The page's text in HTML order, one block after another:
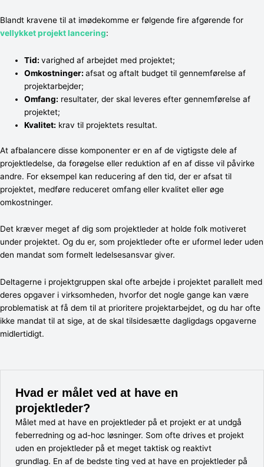
Blandt kravene til at imødekomme er følgende fire afgørende for
vellykket projekt lancering:
Tid:varighed af arbejdet med projektet;
Omkostninger:afsat og aftalt budget til gennemførelse af
projektarbejder;
Omfang: resultater, der skal leveres efter gennemførelse af
projektet;
Kvalitet: krav til projektets resultat.
At afbalancere disse komponenter er en af ​​de vigtigste dele af
projektledelse, da forøgelse eller reduktion af en af ​​disse vil påvirke
andre. For eksempel kan reducering af den tid, der er afsat til
projektet, medføre reduceret omfang eller kvalitet eller øge
omkostninger.
Det kræver meget af dig som projektleder at holde folk motiveret
under projektet. Og du er, som projektleder ofte er uformel leder uden
den mandat som formelt ledelsesansvar giver.
Deltagerne i projektgruppen skal ofte arbejde i projektet parallelt med
deres opgaver i virksomheden, hvorfor det nogle gange kan være
problematisk at få dem til at prioritere projektarbejdet, og du har ofte
ikke mandat til at sige, at de skal tilsidesætte dagligdags opgaverne
midlertidigt.
Hvad er målet ved at have en
projektleder?
Målet med at have en projektleder på et projekt er at undgå
feberredning og ad-hoc løsninger. Som ofte drives et projekt
uden en projektleder på et meget taktisk og reaktivt
grundlag. En af de bedste ting ved at have en projektleder på